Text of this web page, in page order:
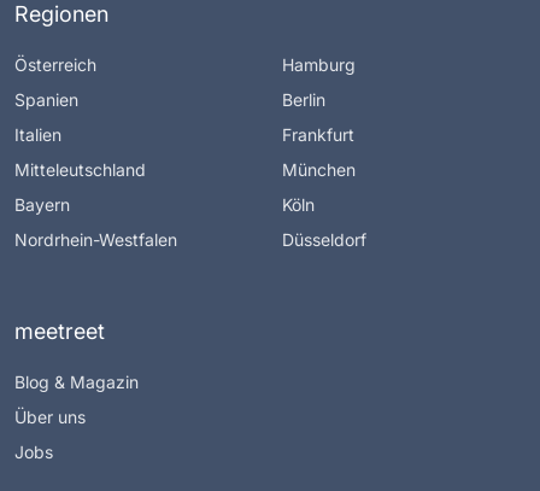
Regionen
Österreich
Spanien
Italien
Mitteleutschland
Bayern
Nordrhein-Westfalen
Hamburg
Berlin
Frankfurt
München
Köln
Düsseldorf
meetreet
Blog & Magazin
Über uns
Jobs